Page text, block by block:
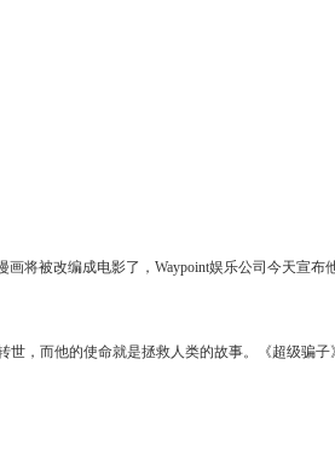
被改编成电影了，Waypoint娱乐公司今天宣布
，而他的使命就是拯救人类的故事。《超级骗